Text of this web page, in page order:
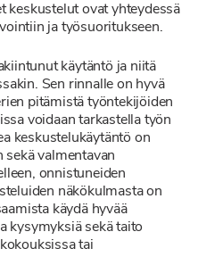
keskustelut ovat yhteydessä
ja työsuoritukseen.
käytäntö ja niitä
Sen rinnalle on hyvä
pitämistä työntekijöiden
voidaan tarkastella työn
keskustelukäytäntö on
sekä valmentavan
onnistuneiden
näkökulmasta on
käydä hyvää
kysymyksiä sekä taito
tai